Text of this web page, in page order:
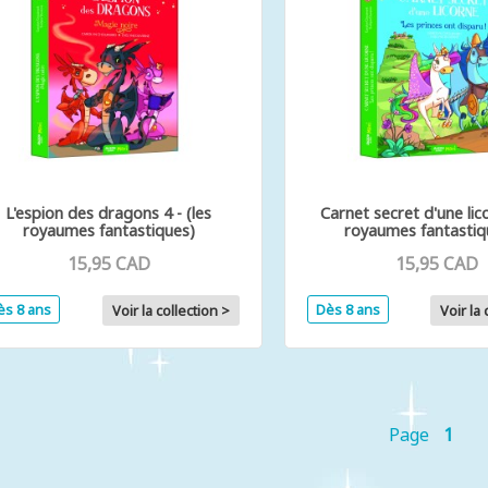
L'espion des dragons 4 - (les
royaumes fantastiques)
15,95 CAD
8 ans Voir la collection >
Carnet secret d'une
royaumes
15,95 CAD
Dès 8 ans Voir la
Page 1